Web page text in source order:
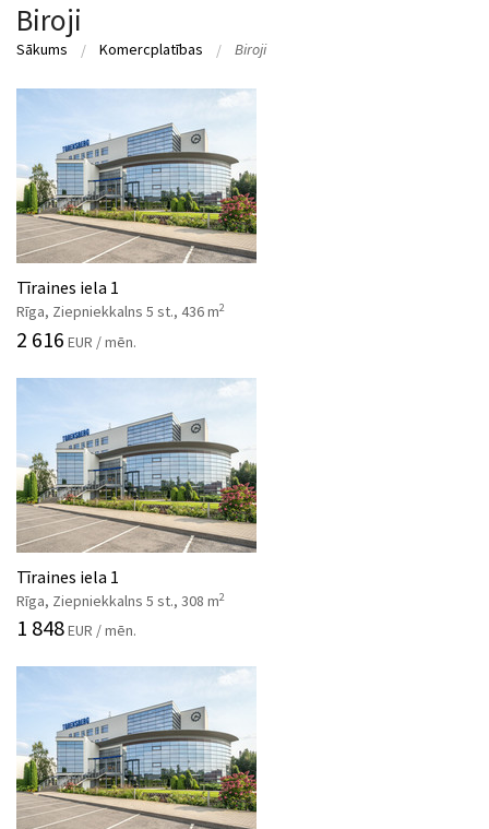
Biroji
Sākums Komercplatības Biroji
Tīraines iela 1
Rīga, Ziepniekkalns 5 st., 436 m2
2 616 EUR / mēn.
Tīraines iela 1
Rīga, Ziepniekkalns 5 st., 308 m2
1 848EUR / mēn.